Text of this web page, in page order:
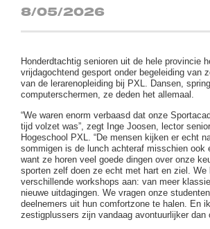
8/05/2026
Honderdtachtig senioren uit de hele provincie
vrijdagochtend gesport onder begeleiding van
van de lerarenopleiding bij PXL. Dansen,
computerschermen, ze deden het allemaal.
“We waren enorm verbaasd dat onze
tijd volzet was”, zegt Inge Joosen, lector
Hogeschool PXL. “De mensen kijken er echt
sommigen is de lunch achteraf misschien ook
want ze horen veel goede dingen over onze
sporten zelf doen ze echt met hart en ziel. We
verschillende workshops aan: van meer
nieuwe uitdagingen. We vragen onze
deelnemers uit hun comfortzone te halen. En
zestigplussers zijn vandaag avontuurlijker dan